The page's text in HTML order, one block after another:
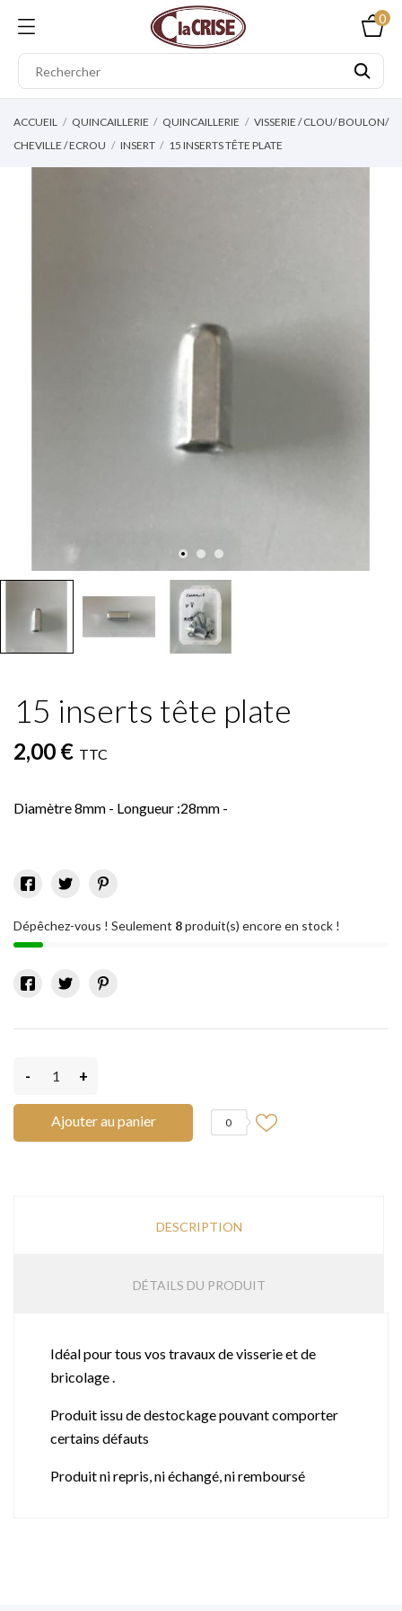
0
ACCUEIL QUINCAILLERIE QUINCAILLERIE
VISSERIE / CLOU/ BOULON/
CHEVILLE / ECROU
INSERT 15 INSERTS TÊTE PLATE
15 inserts tête plate
2,00 € TTC
Diamètre 8mm - Longueur :28mm -
Dépêchez-vous ! Seulement 8produit(s) encore en stock !
- +
Ajouter au panier 0
DESCRIPTION
DÉTAILS DU PRODUIT
Idéal pour tous vos travaux de visserie et de
bricolage .
Produit issu de destockage pouvant comporter
certains défauts
Produit ni repris, ni échangé, ni remboursé